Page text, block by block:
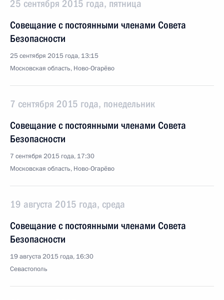
25 сентября 2015 года, пятница
Совещание с постоянными членами Совета
Безопасности
25 сентября 2015 года, 13:15
Московская область, Ново-Огарёво
7 сентября 2015 года, понедельник
Совещание с постоянными членами Совета
Безопасности
7 сентября 2015 года, 17:30
Московская область, Ново-Огарёво
19 августа 2015 года, среда
Совещание с постоянными членами Совета
Безопасности
19 августа 2015 года, 16:30
Севастополь